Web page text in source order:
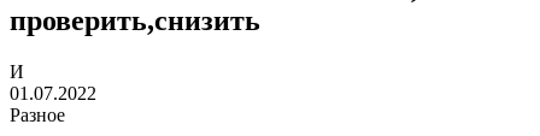
проверить,снизить
И
01.07.2022
Разное